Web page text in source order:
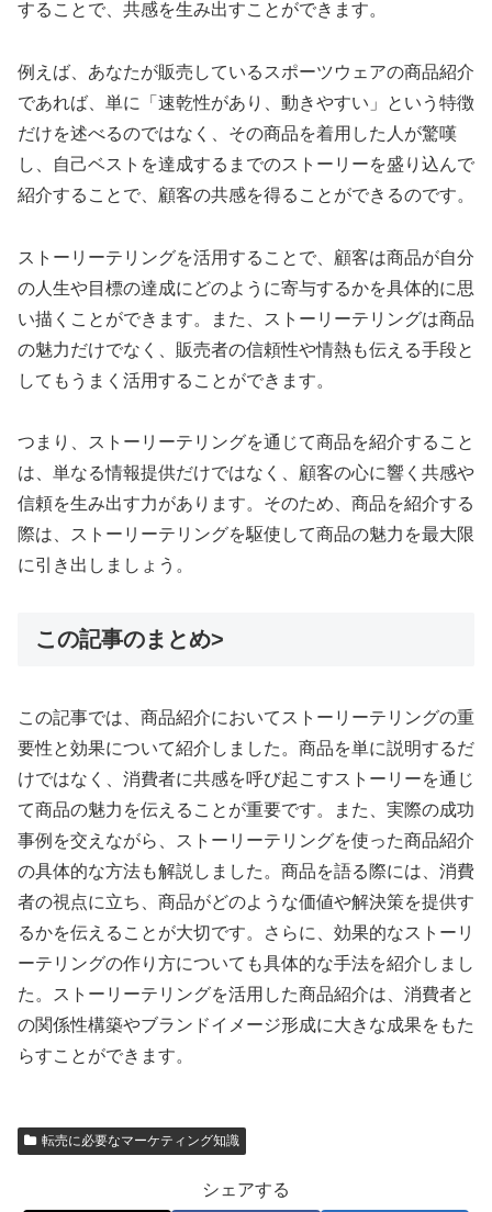
することで、共感を生み出すことができます。
例えば、あなたが販売しているスポーツウェアの商品紹介
であれば、単に「速乾性があり、動きやすい」という特徴
だけを述べるのではなく、その商品を着用した人が驚嘆
し、自己ベストを達成するまでのストーリーを盛り込んで
紹介することで、顧客の共感を得ることができるのです。
ストーリーテリングを活用することで、顧客は商品が自分
の人生や目標の達成にどのように寄与するかを具体的に思
い描くことができます。また、ストーリーテリングは商品
の魅力だけでなく、販売者の信頼性や情熱も伝える手段と
してもうまく活用することができます。
つまり、ストーリーテリングを通じて商品を紹介すること
は、単なる情報提供だけではなく、顧客の心に響く共感や
信頼を生み出す力があります。そのため、商品を紹介する
際は、ストーリーテリングを駆使して商品の魅力を最大限
に引き出しましょう。
この記事のまとめ>
この記事では、商品紹介においてストーリーテリングの重
要性と効果について紹介しました。商品を単に説明するだ
けではなく、消費者に共感を呼び起こすストーリーを通じ
て商品の魅力を伝えることが重要です。また、実際の成功
事例を交えながら、ストーリーテリングを使った商品紹介
の具体的な方法も解説しました。商品を語る際には、消費
者の視点に立ち、商品がどのような価値や解決策を提供す
るかを伝えることが大切です。さらに、効果的なストーリ
ーテリングの作り方についても具体的な手法を紹介しまし
た。ストーリーテリングを活用した商品紹介は、消費者と
の関係性構築やブランドイメージ形成に大きな成果をもた
らすことができます。
転売に必要なマーケティング知識
シェアする